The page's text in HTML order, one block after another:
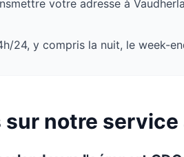
votre adresse à
24, y compris la nuit, le week-
notre service